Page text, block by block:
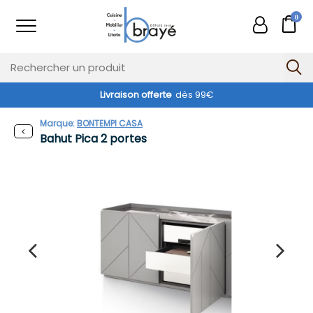
0
Livraison offerte dès 99€
Bahut Pica 2 portes
Marque:BONTEMPI CASA